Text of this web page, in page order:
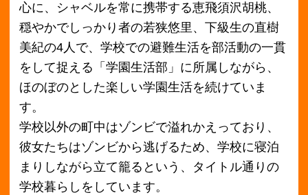
ンビに襲われそうになるヒヤヒヤ感と、可愛い
女子高生の日常のギャップに引き込まれます。
本買取アローズでは漫画買取も行っておりま
す。
漫画買取申込はこちらからどうぞ！
月別アーカイブ
2018年11月